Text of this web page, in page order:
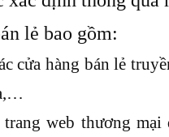
lẻ bao gồm:
cửa hàng bán lẻ
trang web thương mại